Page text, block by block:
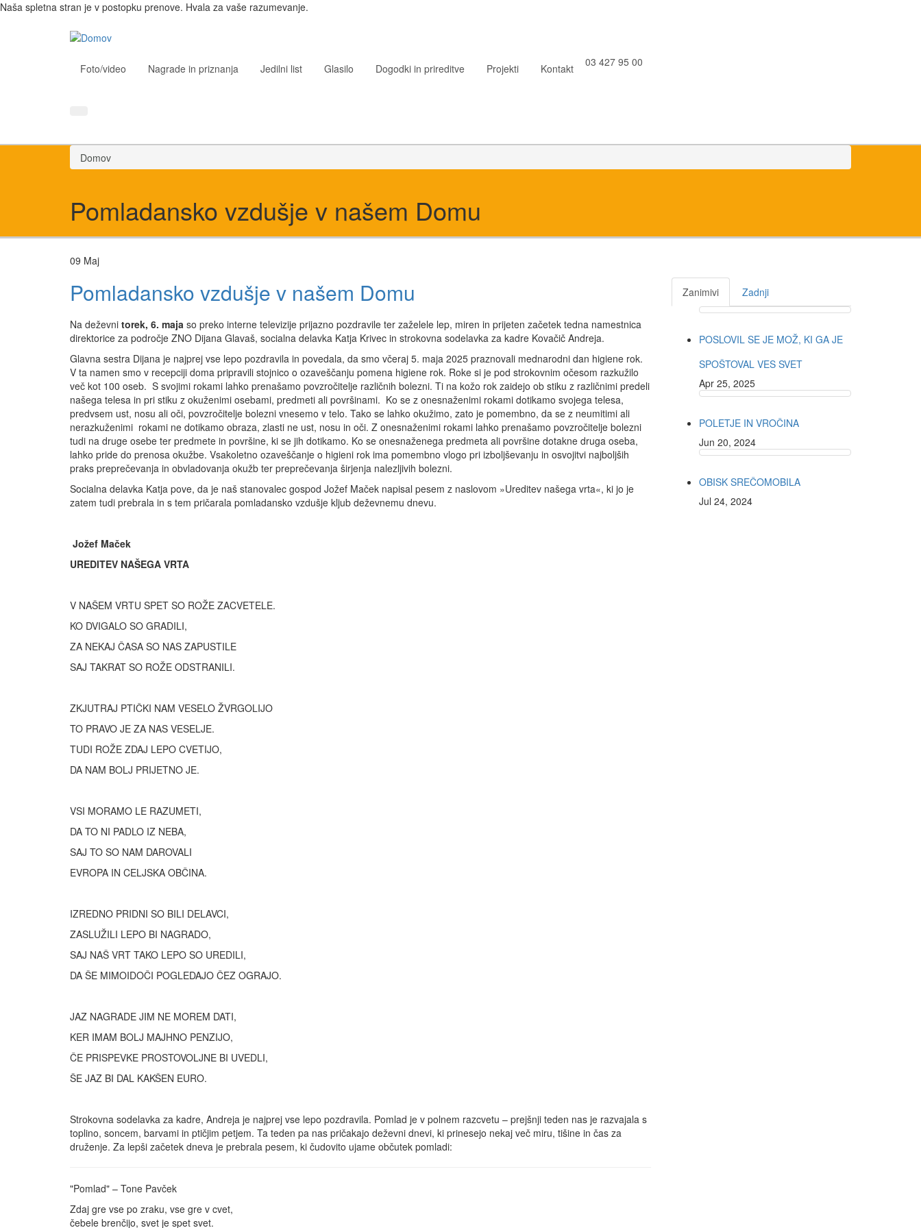
Naša spletna stran je v postopku prenove. Hvala za vaše razumevanje.
Foto/video Nagrade in priznanja Jedilni list Glasilo Dogodki in prireditve Projekti Kontakt 03 427 95 00
Domov
Pomladansko vzdušje v našem Domu
09 Maj
Pomladansko vzdušje v našem Domu
Na deževni torek, 6. maja so preko interne televizije prijazno pozdravile ter zaželele lep, miren in prijeten začetek tedna namestnica
direktorice za področje ZNO Dijana Glavaš, socialna delavka Katja Krivec in strokovna sodelavka za kadre Kovačič Andreja.
Glavna sestra Dijana je najprej vse lepo pozdravila in povedala, da smo včeraj 5. maja 2025 praznovali mednarodni dan higiene rok.
V ta namen smo v recepciji doma pripravili stojnico o ozaveščanju pomena higiene rok. Roke si je pod strokovnim očesom razkužilo
več kot 100 oseb. S svojimi rokami lahko prenašamo povzročitelje različnih bolezni. Ti na kožo rok zaidejo ob stiku z različnimi predeli
našega telesa in pri stiku z okuženimi osebami, predmeti ali površinami. Ko se z onesnaženimi rokami dotikamo svojega telesa,
predvsem ust, nosu ali oči, povzročitelje bolezni vnesemo v telo. Tako se lahko okužimo, zato je pomembno, da se z neumitimi ali
nerazkuženimi rokami ne dotikamo obraza, zlasti ne ust, nosu in oči. Z onesnaženimi rokami lahko prenašamo povzročitelje bolezni
tudi na druge osebe ter predmete in površine, ki se jih dotikamo. Ko se onesnaženega predmeta ali površine dotakne druga oseba,
lahko pride do prenosa okužbe. Vsakoletno ozaveščanje o higieni rok ima pomembno vlogo pri izboljševanju in osvojitvi najboljših
praks preprečevanja in obvladovanja okužb ter preprečevanja širjenja nalezljivih bolezni.
Socialna delavka Katja pove, da je naš stanovalec gospod Jožef Maček napisal pesem z naslovom »Ureditev našega vrta«, ki jo je
zatem tudi prebrala in s tem pričarala pomladansko vzdušje kljub deževnemu dnevu.
Jožef Maček
UREDITEV NAŠEGA VRTA
V NAŠEM VRTU SPET SO ROŽE ZACVETELE.
KO DVIGALO SO GRADILI,
ZA NEKAJ ČASA SO NAS ZAPUSTILE
SAJ TAKRAT SO ROŽE ODSTRANILI.
ZKJUTRAJ PTIČKI NAM VESELO ŽVRGOLIJO
TO PRAVO JE ZA NAS VESELJE.
TUDI ROŽE ZDAJ LEPO CVETIJO,
DA NAM BOLJ PRIJETNO JE.
VSI MORAMO LE RAZUMETI,
DA TO NI PADLO IZ NEBA,
SAJ TO SO NAM DAROVALI
EVROPA IN CELJSKA OBČINA.
IZREDNO PRIDNI SO BILI DELAVCI,
ZASLUŽILI LEPO BI NAGRADO,
SAJ NAŠ VRT TAKO LEPO SO UREDILI,
DA ŠE MIMOIDOČI POGLEDAJO ČEZ OGRAJO.
JAZ NAGRADE JIM NE MOREM DATI,
KER IMAM BOLJ MAJHNO PENZIJO,
ČE PRISPEVKE PROSTOVOLJNE BI UVEDLI,
ŠE JAZ BI DAL KAKŠEN EURO.
Strokovna sodelavka za kadre, Andreja je najprej vse lepo pozdravila. Pomlad je v polnem razcvetu – prejšnji teden nas je razvajala s
toplino, soncem, barvami in ptičjim petjem. Ta teden pa nas pričakajo deževni dnevi, ki prinesejo nekaj več miru, tišine in čas za
druženje. Za lepši začetek dneva je prebrala pesem, ki čudovito ujame občutek pomladi:
"Pomlad" – Tone Pavček
Zdaj gre vse po zraku, vse gre v cvet,
čebele brenčijo, svet je spet svet.
Zanimivi Zadnji
POSLOVIL SE JE MOŽ, KI GA JE
SPOŠTOVAL VES SVET
Apr 25, 2025
POLETJE IN VROČINA
Jun 20, 2024
OBISK SREČOMOBILA
Jul 24, 2024